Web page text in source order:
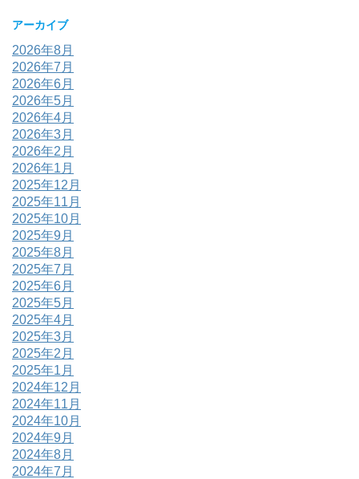
アーカイブ
2026年8月
2026年7月
2026年6月
2026年5月
2026年4月
2026年3月
2026年2月
2026年1月
2025年12月
2025年11月
2025年10月
2025年9月
2025年8月
2025年7月
2025年6月
2025年5月
2025年4月
2025年3月
2025年2月
2025年1月
2024年12月
2024年11月
2024年10月
2024年9月
2024年8月
2024年7月